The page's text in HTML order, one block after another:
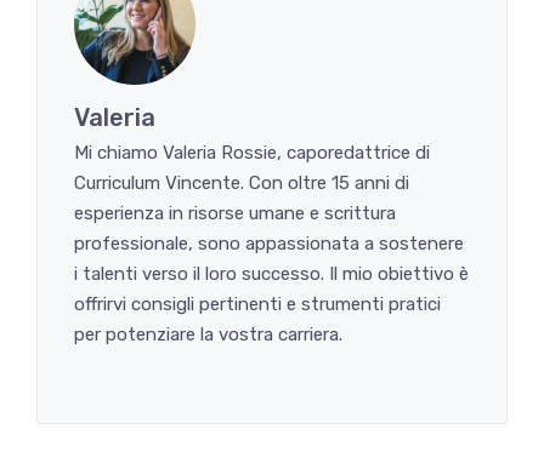
Valeria
Mi chiamo Valeria Rossie, caporedattrice di
Curriculum Vincente. Con oltre 15 anni di
esperienza in risorse umane e scrittura
professionale, sono appassionata a sostenere
i talenti verso il loro successo. Il mio obiettivo è
offrirvi consigli pertinenti e strumenti pratici
per potenziare la vostra carriera.